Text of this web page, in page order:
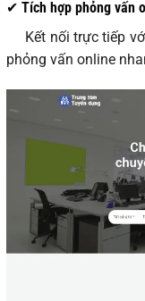
✔ Tích hợp phỏng vấn
Kết nối trực tiếp
phỏng vấn online